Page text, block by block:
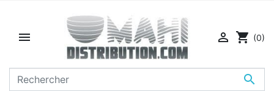


 shopping_cart (0)